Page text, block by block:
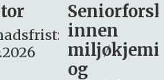
søker
– fast